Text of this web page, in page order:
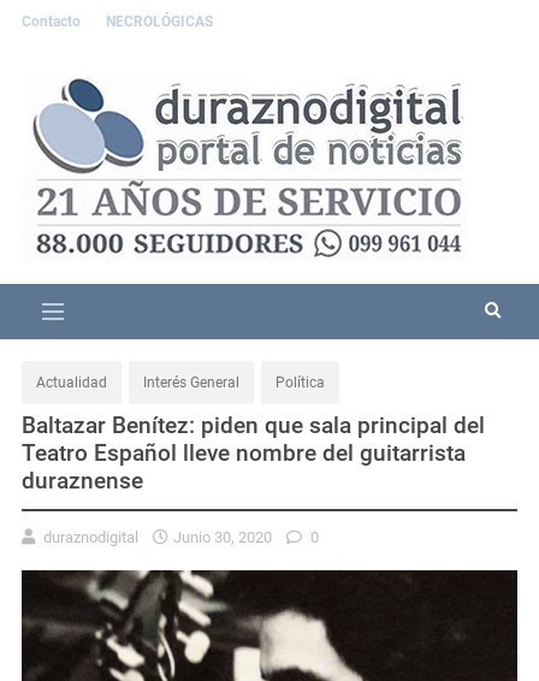
Contacto NECROLÓGICAS
Actualidad Interés General Política
Baltazar Benítez: piden que sala principal del
Teatro Español lleve nombre del guitarrista
duraznense
duraznodigital Junio 30, 2020 0